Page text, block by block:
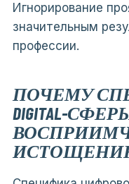
Игнорирование
значительным
профессии.
ПОЧЕМУ
DIGITAL-